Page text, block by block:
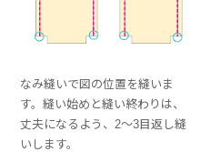
なみ縫いで図の位置を縫いま
す。縫い始めと縫い終わりは、
丈夫になるよう、2〜3目返し縫
いします。